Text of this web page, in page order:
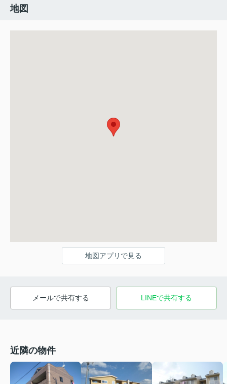
地図
地図アプリで見る
メールで共有する LINEで共有する
近隣の物件